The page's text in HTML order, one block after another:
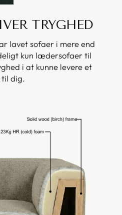
TRYGHED
lavet sofaer i mere end
kun lædersofaer til
i at kunne levere et
dig.